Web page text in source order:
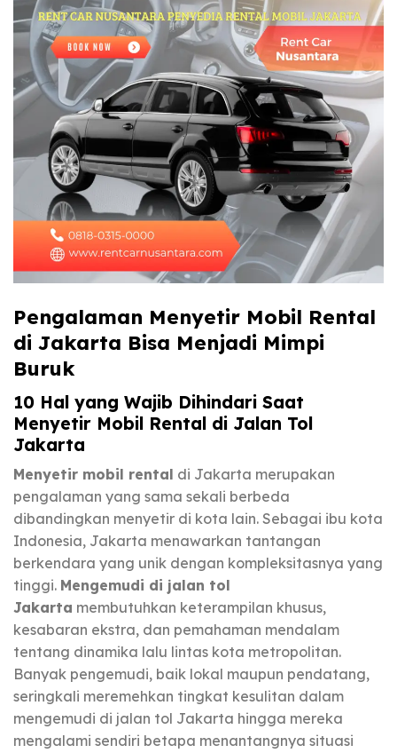
Pengalaman Menyetir Mobil Rental
di Jakarta Bisa Menjadi Mimpi
Buruk
10 Hal yang Wajib Dihindari Saat
Menyetir Mobil Rental di Jalan Tol
Jakarta
Menyetir mobil rental di Jakarta merupakan
pengalaman yang sama sekali berbeda
dibandingkan menyetir di kota lain. Sebagai ibu kota
Indonesia, Jakarta menawarkan tantangan
berkendara yang unik dengan kompleksitasnya yang
tinggi. Mengemudi di jalan tol
Jakarta membutuhkan keterampilan khusus,
kesabaran ekstra, dan pemahaman mendalam
tentang dinamika lalu lintas kota metropolitan.
Banyak pengemudi, baik lokal maupun pendatang,
seringkali meremehkan tingkat kesulitan dalam
mengemudi di jalan tol Jakarta hingga mereka
mengalami sendiri betapa menantangnya situasi